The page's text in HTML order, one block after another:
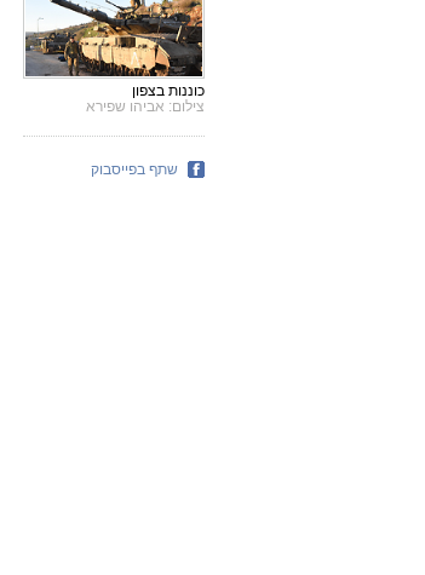
כוננות בצפון
צילום: אביהו שפירא
שתף בפייסבוק